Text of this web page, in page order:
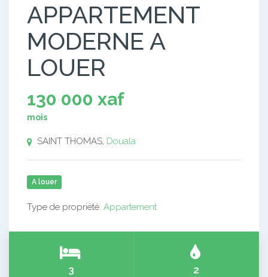
APPARTEMENT
MODERNE A
LOUER
130 000 xaf
mois
SAINT THOMAS, Douala
A louer
Type de propriété: Appartement
3 2